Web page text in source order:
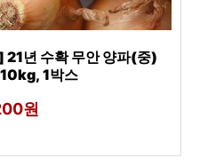
년 수확 무안 양파(중)
1박스
원